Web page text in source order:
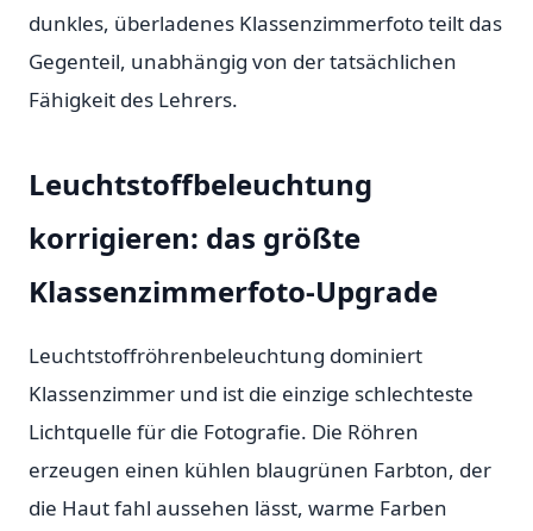
dunkles, überladenes Klassenzimmerfoto teilt das
Gegenteil, unabhängig von der tatsächlichen
Fähigkeit des Lehrers.
Leuchtstoffbeleuchtung
korrigieren: das größte
Klassenzimmerfoto-Upgrade
Leuchtstoffröhrenbeleuchtung dominiert
Klassenzimmer und ist die einzige schlechteste
Lichtquelle für die Fotografie. Die Röhren
erzeugen einen kühlen blaugrünen Farbton, der
die Haut fahl aussehen lässt, warme Farben